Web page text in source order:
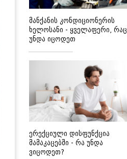
მანქანის კონდიციონერის
ხელოსანი - ყველაფერი, რაც
უნდა იცოდეთ
ერექციული დისფუნქცია
მამაკაცებში - რა უნდა
ვიცოდეთ?